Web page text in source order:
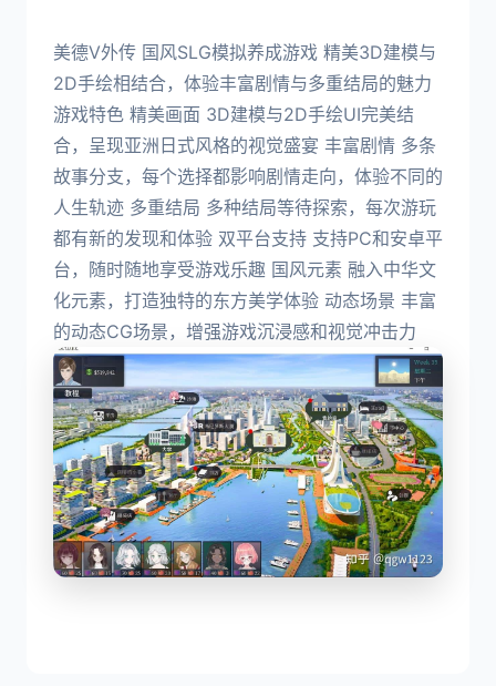
美德V外传 国风SLG模拟养成游戏 精美3D建模与
2D手绘相结合，体验丰富剧情与多重结局的魅力
游戏特色 精美画面 3D建模与2D手绘UI完美结
合，呈现亚洲日式风格的视觉盛宴 丰富剧情 多条
故事分支，每个选择都影响剧情走向，体验不同的
人生轨迹 多重结局 多种结局等待探索，每次游玩
都有新的发现和体验 双平台支持 支持PC和安卓平
台，随时随地享受游戏乐趣 国风元素 融入中华文
化元素，打造独特的东方美学体验 动态场景 丰富
的动态CG场景，增强游戏沉浸感和视觉冲击力